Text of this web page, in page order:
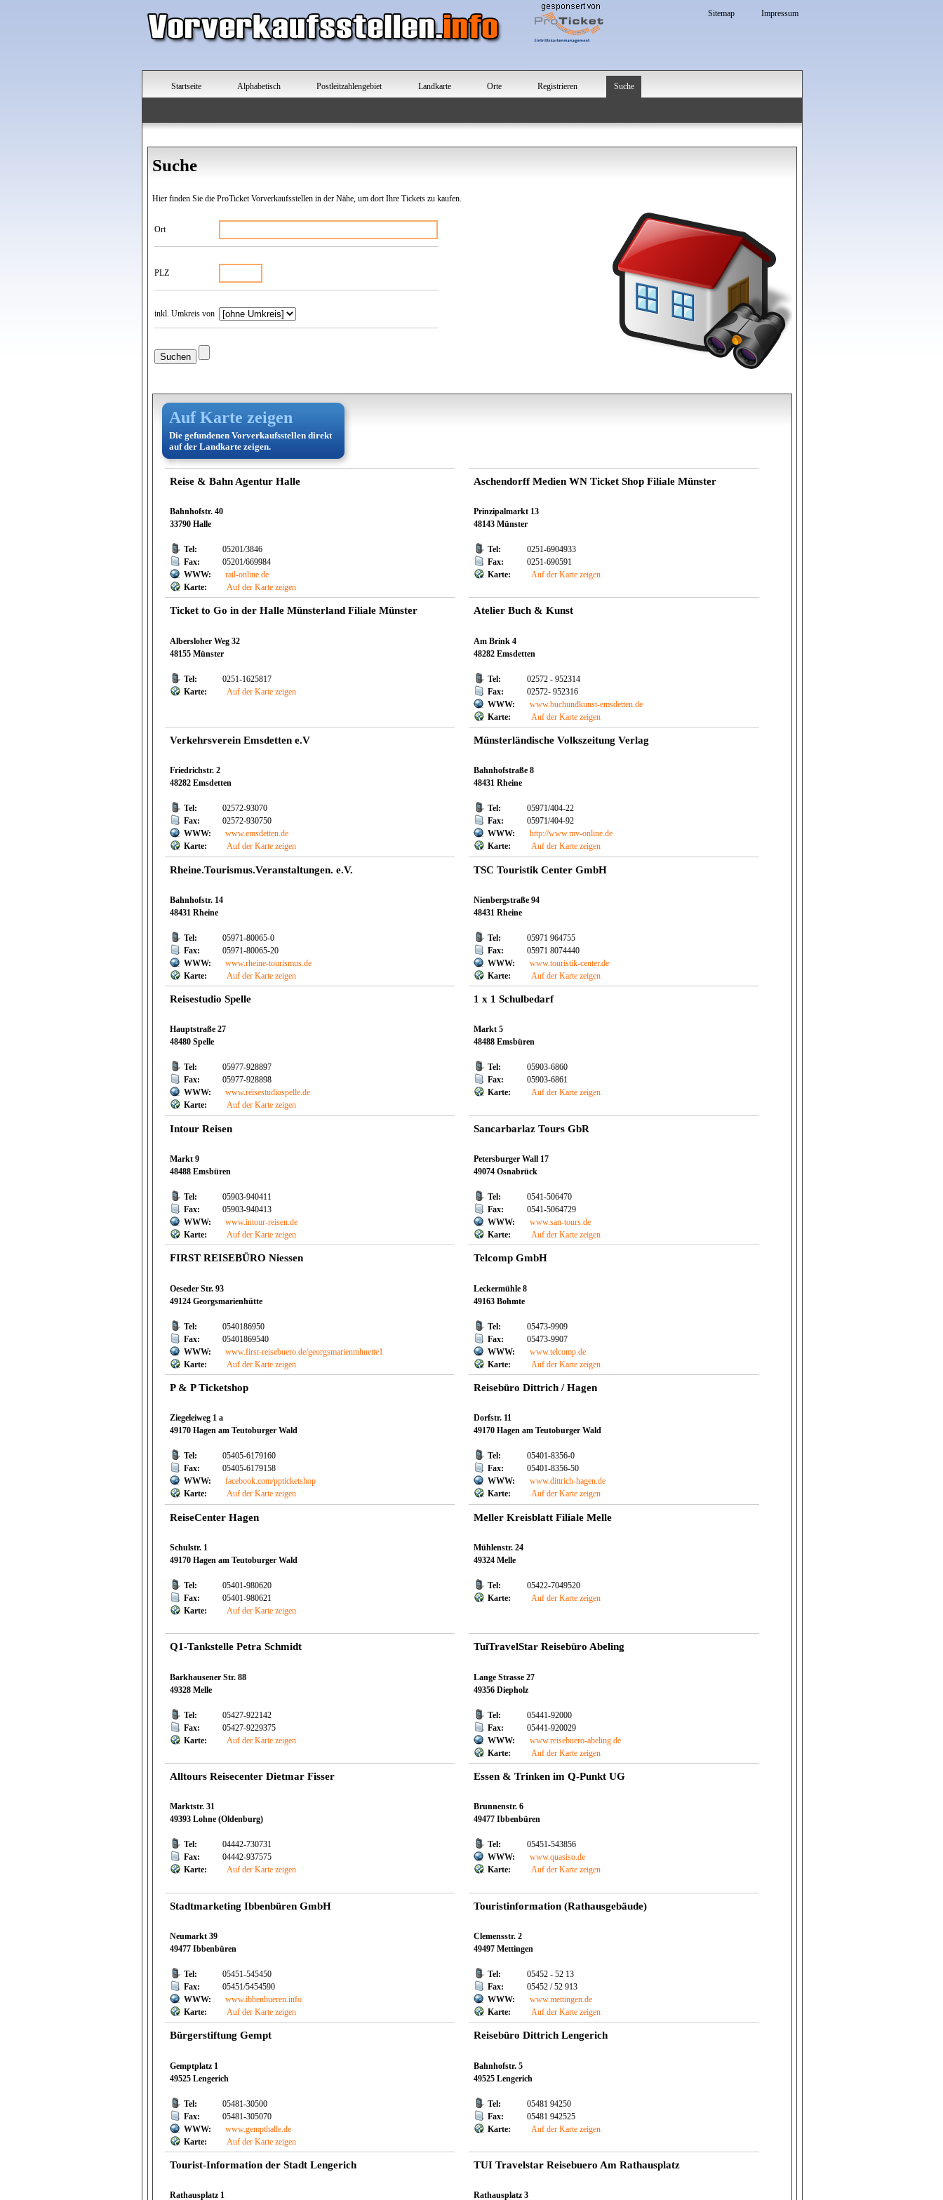
Impressum
Sitemap
Startseite Alphabetisch Postleitzahlengebiet Landkarte Orte Registrieren Suche
Suche
Hier finden Sie die ProTicket Vorverkaufsstellen in der Nähe, um dort Ihre Tickets zu kaufen.
Ort
PLZ
inkl. Umkreis von
Auf Karte zeigen
Die gefundenen Vorverkaufsstellen direkt
auf der Landkarte zeigen.
Reise & Bahn Agentur Halle
Bahnhofstr. 40
33790 Halle
Tel:
05201/3846
Fax:
05201/669984
WWW:
rail-online.de
Karte:
Auf der Karte zeigen
Aschendorff Medien WN Ticket Shop Filiale Münster
Prinzipalmarkt 13
48143 Münster
Tel:
0251-6904933
Fax:
0251-690591
Karte:
Auf der Karte zeigen
Ticket to Go in der Halle Münsterland Filiale Münster
Albersloher Weg 32
48155 Münster
Tel:
0251-1625817
Karte:
Auf der Karte zeigen
Atelier Buch & Kunst
Am Brink 4
48282 Emsdetten
Tel:
02572 - 952314
Fax:
02572- 952316
WWW:
www.buchundkunst-emsdetten.de
Karte:
Auf der Karte zeigen
Verkehrsverein Emsdetten e.V
Friedrichstr. 2
48282 Emsdetten
Tel:
02572-93070
Fax:
02572-930750
WWW:
www.emsdetten.de
Karte:
Auf der Karte zeigen
Münsterländische Volkszeitung Verlag
Bahnhofstraße 8
48431 Rheine
Tel:
05971/404-22
Fax:
05971/404-92
WWW:
http://www.mv-online.de
Karte:
Auf der Karte zeigen
Rheine.Tourismus.Veranstaltungen. e.V.
Bahnhofstr. 14
48431 Rheine
Tel:
05971-80065-0
Fax:
05971-80065-20
WWW:
www.rheine-tourismus.de
Karte:
Auf der Karte zeigen
TSC Touristik Center GmbH
Nienbergstraße 94
48431 Rheine
Tel:
05971 964755
Fax:
05971 8074440
WWW:
www.touristik-center.de
Karte:
Auf der Karte zeigen
Reisestudio Spelle
Hauptstraße 27
48480 Spelle
Tel:
05977-928897
Fax:
05977-928898
WWW:
www.reisestudiospelle.de
Karte:
Auf der Karte zeigen
1 x 1 Schulbedarf
Markt 5
48488 Emsbüren
Tel:
05903-6860
Fax:
05903-6861
Karte:
Auf der Karte zeigen
Intour Reisen
Markt 9
48488 Emsbüren
Tel:
05903-940411
Fax:
05903-940413
WWW:
www.intour-reisen.de
Karte:
Auf der Karte zeigen
Sancarbarlaz Tours GbR
Petersburger Wall 17
49074 Osnabrück
Tel:
0541-506470
Fax:
0541-5064729
WWW:
www.san-tours.de
Karte:
Auf der Karte zeigen
FIRST REISEBÜRO Niessen
Oeseder Str. 93
49124 Georgsmarienhütte
Tel:
0540186950
Fax:
05401869540
WWW:
www.first-reisebuero.de/georgsmarienmhuette1
Karte:
Auf der Karte zeigen
Telcomp GmbH
Leckermühle 8
49163 Bohmte
Tel:
05473-9909
Fax:
05473-9907
WWW:
www.telcomp.de
Karte:
Auf der Karte zeigen
P & P Ticketshop
Ziegeleiweg 1 a
49170 Hagen am Teutoburger Wald
Tel:
05405-6179160
Fax:
05405-6179158
WWW:
facebook.com/ppticketshop
Karte:
Auf der Karte zeigen
Reisebüro Dittrich / Hagen
Dorfstr. 11
49170 Hagen am Teutoburger Wald
Tel:
05401-8356-0
Fax:
05401-8356-50
WWW:
www.dittrich-hagen.de
Karte:
Auf der Karte zeigen
ReiseCenter Hagen
Schulstr. 1
49170 Hagen am Teutoburger Wald
Tel:
05401-980620
Fax:
05401-980621
Karte:
Auf der Karte zeigen
Meller Kreisblatt Filiale Melle
Mühlenstr. 24
49324 Melle
Tel:
05422-7049520
Karte:
Auf der Karte zeigen
Q1-Tankstelle Petra Schmidt
Barkhausener Str. 88
49328 Melle
Tel:
05427-922142
Fax:
05427-9229375
Karte:
Auf der Karte zeigen
TuiTravelStar Reisebüro Abeling
Lange Strasse 27
49356 Diepholz
Tel:
05441-92000
Fax:
05441-920029
WWW:
www.reisebuero-abeling.de
Karte:
Auf der Karte zeigen
Alltours Reisecenter Dietmar Fisser
Marktstr. 31
49393 Lohne (Oldenburg)
Tel:
04442-730731
Fax:
04442-937575
Karte:
Auf der Karte zeigen
Essen & Trinken im Q-Punkt UG
Brunnenstr. 6
49477 Ibbenbüren
Tel:
05451-543856
WWW:
www.quasiso.de
Karte:
Auf der Karte zeigen
Stadtmarketing Ibbenbüren GmbH
Neumarkt 39
49477 Ibbenbüren
Tel:
05451-545450
Fax:
05451/5454590
WWW:
www.ibbenbueren.info
Karte:
Auf der Karte zeigen
Touristinformation (Rathausgebäude)
Clemensstr. 2
49497 Mettingen
Tel:
05452 - 52 13
Fax:
05452 / 52 913
WWW:
www.mettingen.de
Karte:
Auf der Karte zeigen
Bürgerstiftung Gempt
Gemptplatz 1
49525 Lengerich
Tel:
05481-30500
Fax:
05481-305070
WWW:
www.gempthalle.de
Karte:
Auf der Karte zeigen
Reisebüro Dittrich Lengerich
Bahnhofstr. 5
49525 Lengerich
Tel:
05481 94250
Fax:
05481 942525
Karte:
Auf der Karte zeigen
Tourist-Information der Stadt Lengerich
Rathausplatz 1
TUI Travelstar Reisebuero Am Rathausplatz
Rathausplatz 3